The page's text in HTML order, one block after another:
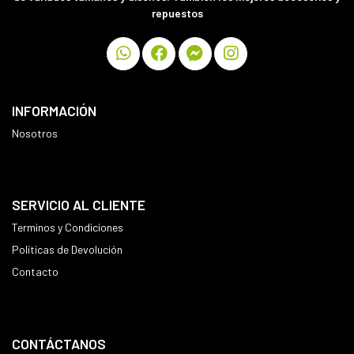
repuestos
INFORMACIÓN
Nosotros
SERVICIO AL CLIENTE
Terminos y Condiciones
Políticas de Devolución
Contacto
CONTÁCTANOS